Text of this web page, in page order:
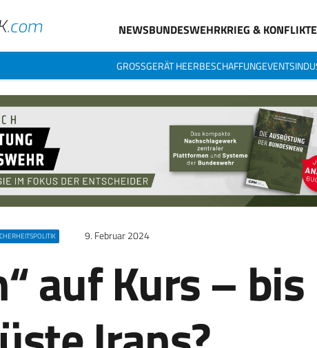
NEWSBUNDESWEHRKRIEG & KONFLIKTE
GROSSGERÄT HEERBESCHAFFUNGEVENTS
9. Februar 2024
auf Kurs – bis